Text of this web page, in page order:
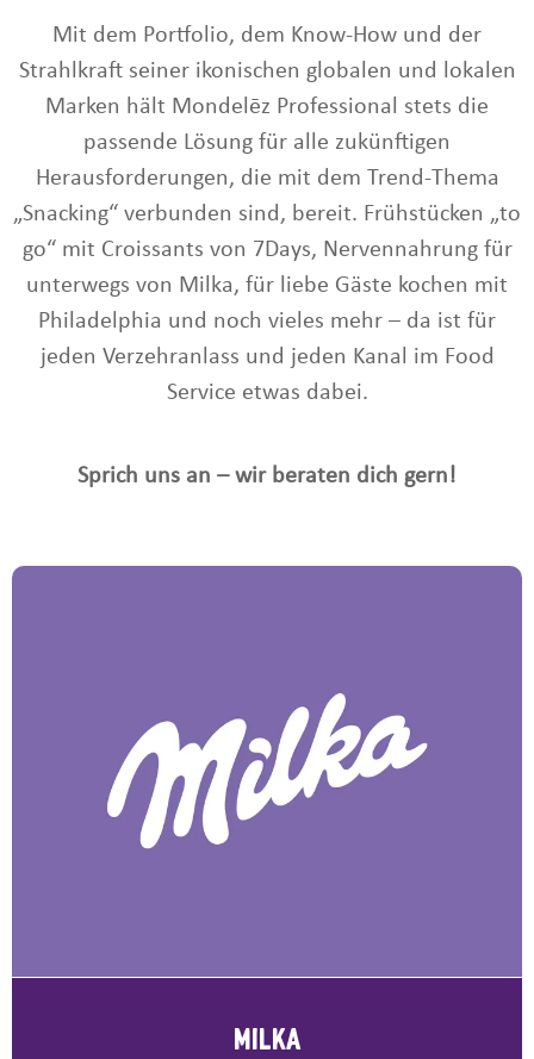
Mit dem Portfolio, dem Know-How und der
Strahlkraft seiner ikonischen globalen und lokalen
Marken hält Mondelēz Professional stets die
passende Lösung für alle zukünftigen
Herausforderungen, die mit dem Trend-Thema
„Snacking“ verbunden sind, bereit. Frühstücken „to
go“ mit Croissants von 7Days, Nervennahrung für
unterwegs von Milka, für liebe Gäste kochen mit
Philadelphia und noch vieles mehr – da ist für
jeden Verzehranlass und jeden Kanal im Food
Service etwas dabei.
Sprich uns an – wir beraten dich gern!
MILKA